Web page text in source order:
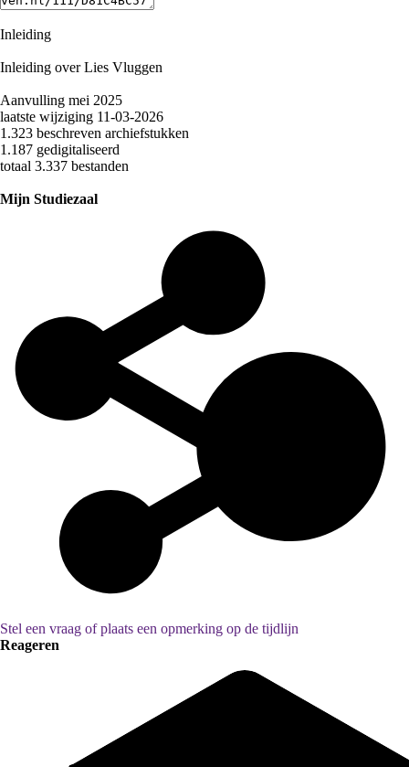
Inleiding
Inleiding overLies Vluggen
Aanvulling mei 2025
laatste wijziging 11-03-2026
1.323 beschreven archiefstukken
1.187 gedigitaliseerd
totaal 3.337 bestanden
Mijn Studiezaal
Stel een vraag of plaats een opmerking op de tijdlijn
Reageren